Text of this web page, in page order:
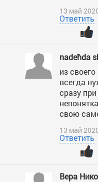
13 май
Ответить
nadeћda
из
всегда
сразу
свою
13 май
Ответить
Вера